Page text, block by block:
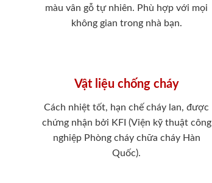
màu vân gỗ tự nhiên. Phù hợp với mọi
không gian trong nhà bạn.
Vật liệu chống cháy
Cách nhiệt tốt, hạn chế cháy lan, được
chứng nhận bởi KFI (Viện kỹ thuật công
nghiệp Phòng cháy chữa cháy Hàn
Quốc).